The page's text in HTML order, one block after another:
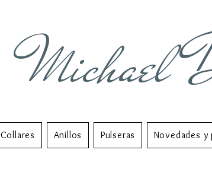
Michael
Collares Anillos Pulseras Novedades y